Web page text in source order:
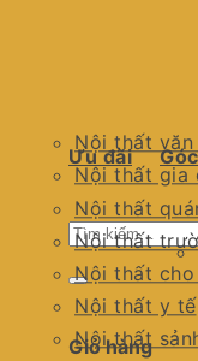
Nội thất
Nội thất gia
Nội thất
Nội thất
Nội thất cho
Nội thất y tế
Nội thất
Ưu đãi
Tìm
kiếm:
Giỏ hàng